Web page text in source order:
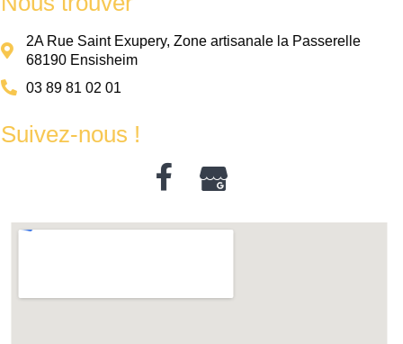
2A Rue Saint Exupery, Zone artisanale la Passerelle
68190 Ensisheim
03 89 81 02 01
Suivez-nous !